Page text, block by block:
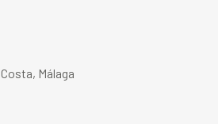
Málaga